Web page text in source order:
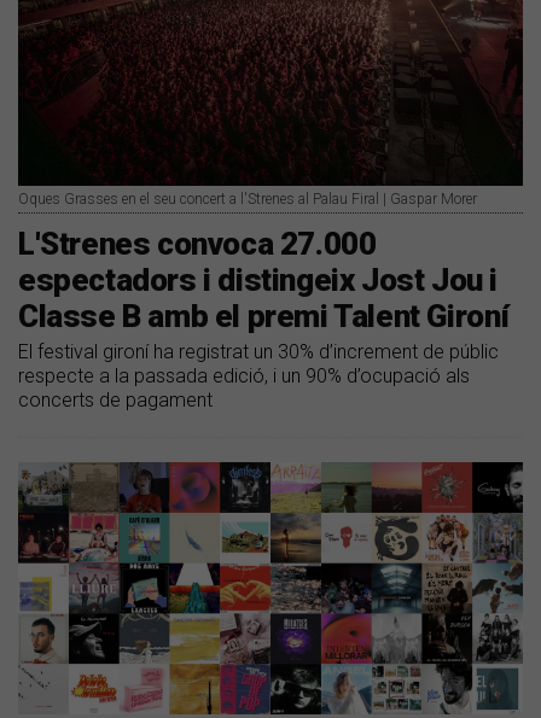
Oques Grasses en el seu concert a l'Strenes al Palau Firal | Gaspar Morer
L'Strenes convoca 27.000
espectadors i distingeix Jost Jou i
Classe B amb el premi Talent Gironí
El festival gironí ha registrat un 30% d’increment de públic
respecte a la passada edició, i un 90% d’ocupació als
concerts de pagament